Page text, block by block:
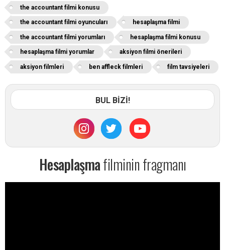
the accountant filmi konusu
the accountant filmi oyuncuları hesaplaşma filmi
the accountant filmi yorumları hesaplaşma filmi konusu
hesaplaşma filmi yorumlar aksiyon filmi önerileri
aksiyon filmleri ben affleck filmleri film tavsiyeleri
BUL BİZİ!
Hesaplaşmafilminin fragmanı